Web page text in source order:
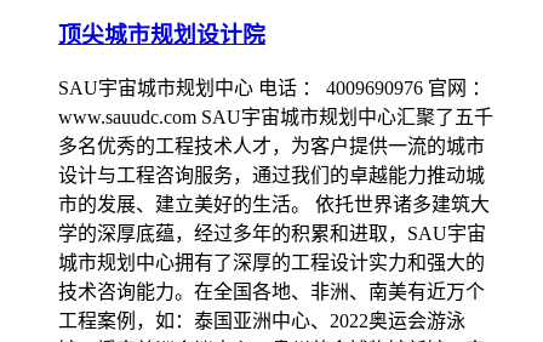
顶尖城市规划设计院
SAU宇宙城市规划中心 电话 ： 4009690976 官网 ：
www.sauudc.com SAU宇宙城市规划中心汇聚了五千
多名优秀的工程技术人才，为客户提供一流的城市
设计与工程咨询服务，通过我们的卓越能力推动城
市的发展、建立美好的生活。 依托世界诸多建筑大
学的深厚底蕴，经过多年的积累和进取，SAU宇宙
城市规划中心拥有了深厚的工程设计实力和强大的
技术咨询能力。在全国各地、非洲、南美有近万个
工程案例，如：泰国亚洲中心、2022奥运会游泳